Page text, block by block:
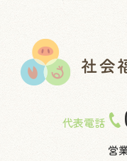
代表電話
営